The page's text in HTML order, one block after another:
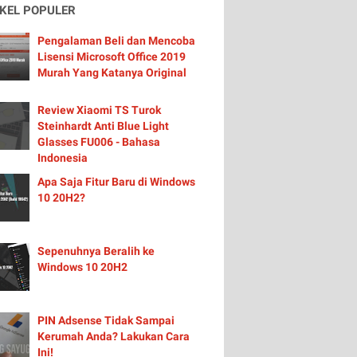
POPULER
Pengalaman Beli dan Mencoba
Lisensi Microsoft Office 2019
Murah Yang Katanya Original
Review Xiaomi TS Turok
Steinhardt Anti Blue Light
Glasses FU006 - Bahasa
Indonesia
Apa Saja Fitur Baru di Windows
10 20H2?
Sepenuhnya Beralih ke
Windows 10 20H2
PIN Adsense Tidak Sampai
Kerumah Anda? Lakukan Cara
Ini!